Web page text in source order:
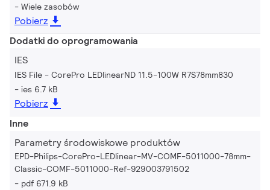
Wiele zasobów
Pobierz
Dodatki do oprogramowania
IES
IES File - CorePro LEDlinearND 11.5-100W R7S78mm830
ies 6.7 kB
Pobierz
Inne
Parametry środowiskowe produktów
EPD-Philips-CorePro-LEDlinear-MV-COMF-5011000-78mm-
Classic-COMF-5011000-Ref-929003791502
pdf 671.9 kB